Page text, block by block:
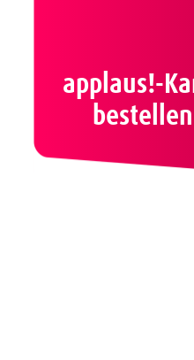
applaus!-
bestellen